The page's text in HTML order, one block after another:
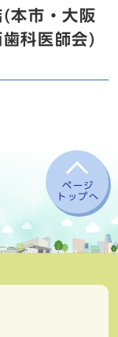
本市・大阪
科医師会)
ページ
トップへ